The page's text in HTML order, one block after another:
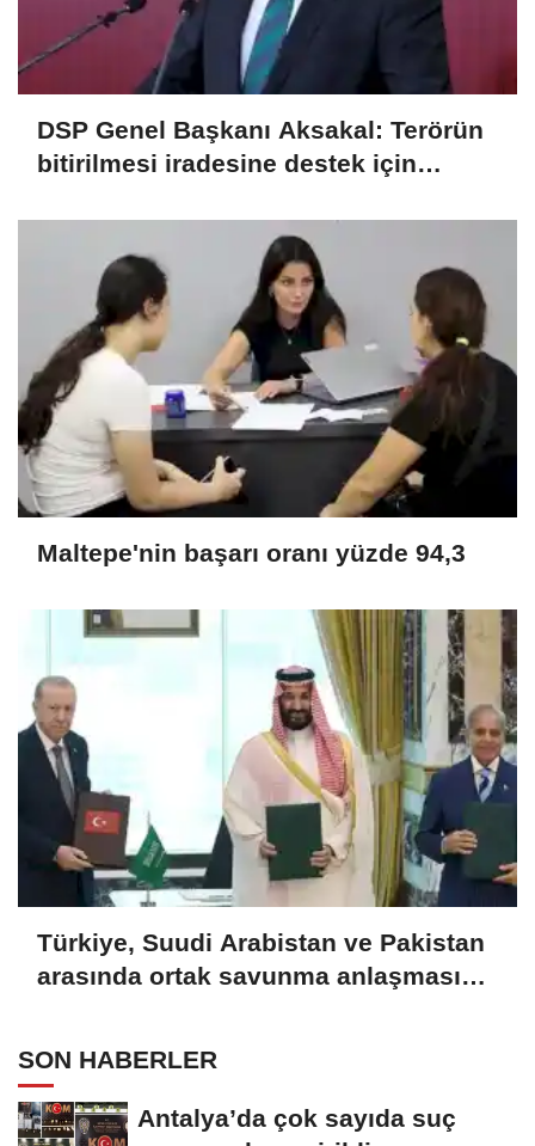
DSP Genel Başkanı Aksakal: Terörün
bitirilmesi iradesine destek için
Maltepe'nin başarı oranı yüzde 94,3
Türkiye, Suudi Arabistan ve Pakistan
arasında ortak savunma anlaşması
SON HABERLER
Antalya’da çok sayıda suç